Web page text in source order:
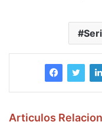
Articulos